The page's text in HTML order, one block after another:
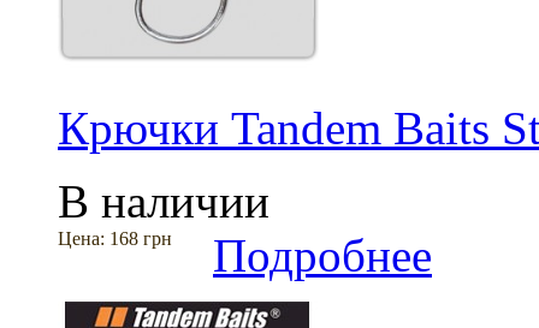
Крючки Tandem Baits
В наличии
Цена: 168 грн Подробнее